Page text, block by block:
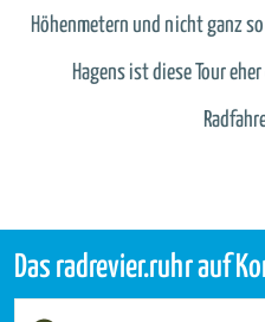
Höhenmetern und nicht ganz
Hagens ist diese Tour
Das radrevier.ruhr auf